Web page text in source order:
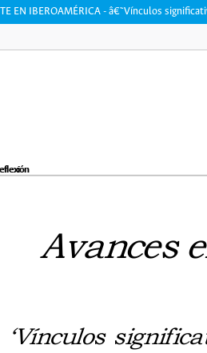
EN IBEROAMÉRICA - â€˜Vínculos